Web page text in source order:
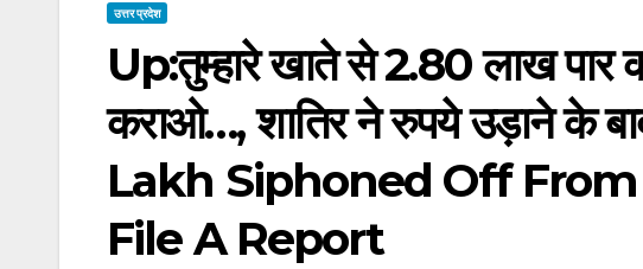
उत्तर प्रदेश
Up:तुम्हारे खाते से 2.80 लाख पार
कराओ…, शातिर ने रुपये उड़ाने के
Lakh Siphoned Off
File A Report